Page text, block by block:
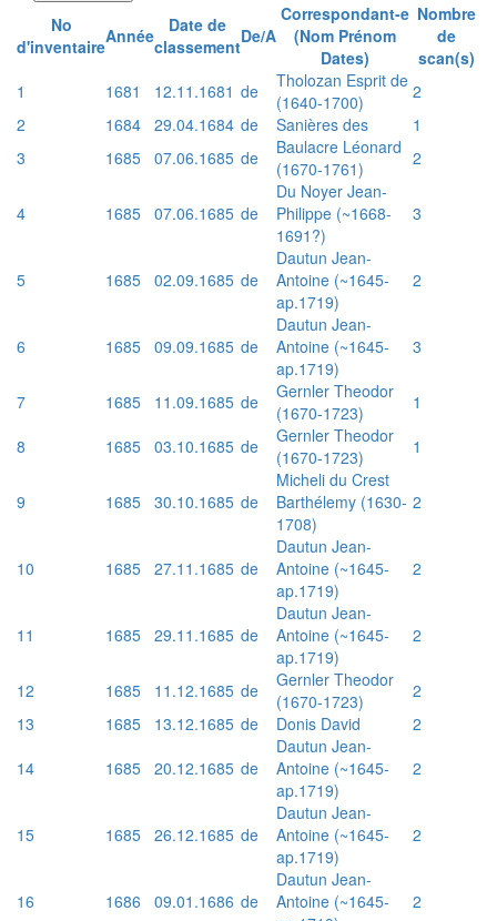
No
d'inventaireAnnée
Date de
classementDe/A
Correspondant-e
(Nom Prénom
Dates)
Nombre
de
scan(s)
1
1681 12.11.1681 de
Tholozan Esprit de
(1640-1700)
2
2
1684 29.04.1684 de Sanières des
1
3
1685 07.06.1685 de
Baulacre Léonard
(1670-1761)
2
4 1685 07.06.1685 de
Du Noyer Jean-
Philippe (~1668-
1691?)
3
5 1685 02.09.1685 de
Dautun Jean-
Antoine (~1645-
ap.1719)
2
6 1685 09.09.1685 de
Dautun Jean-
Antoine (~1645-
ap.1719)
3
7 1685 11.09.1685 de
Gernler Theodor
(1670-1723)
1
8
1685 03.10.1685 de
Gernler Theodor
(1670-1723)
1
9 1685 30.10.1685 de
Micheli du Crest
Barthélemy (1630-
1708)
2
10 1685 27.11.1685 de
Dautun Jean-
Antoine (~1645-
ap.1719)
2
11 1685 29.11.1685 de
Dautun Jean-
Antoine (~1645-
ap.1719)
2
12 1685 11.12.1685 de
Gernler Theodor
(1670-1723)
2
13
1685 13.12.1685 de Donis David
2
14
1685 20.12.1685 de
Dautun Jean-
Antoine (~1645-
ap.1719)
2
15 1685 26.12.1685 de
Dautun Jean-
Antoine (~1645-
ap.1719)
2
16 1686 09.01.1686 de
Dautun Jean-
Antoine (~1645-
2